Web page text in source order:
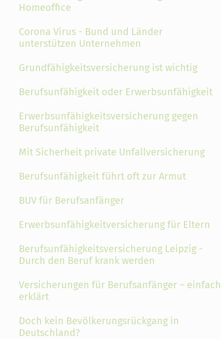
Homeoffice
Corona Virus - Bund und Länder
unterstützen Unternehmen
Grundfähigkeitsversicherung ist wichtig
Berufsunfähigkeit oder Erwerbsunfähigkeit
Erwerbsunfähigkeitsversicherung gegen
Berufsunfähigkeit
Mit Sicherheit private Unfallversicherung
Berufsunfähigkeit führt oft zur Armut
BUV für Berufsanfänger
Erwerbsunfähigkeitversicherung für Eltern
Berufsunfähigkeitsversicherung Leipzig -
Durch den Beruf krank werden
Versicherungen für Berufsanfänger – einfach
erklärt
Doch kein Bevölkerungsrückgang in
Deutschland?